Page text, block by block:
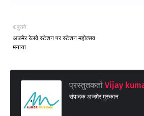
पुराने
अजमेर रेलवे स्टेशन पर स्टेशन महोत्सव
मनाया
प्रस्तुतकर्ता Vijay
संपादक अजमेर मुस्कान